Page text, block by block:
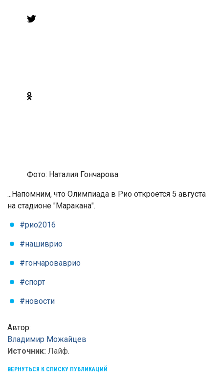
Фото: Наталия Гончарова
...Напомним, что Олимпиада в Рио откроется 5 августа
на стадионе "Маракана".
#рио2016
#нашиврио
#гончароваврио
#спорт
#новости
Автор:
Владимир Можайцев
Источник: Лайф.
ВЕРНУТЬСЯ К СПИСКУ ПУБЛИКАЦИЙ